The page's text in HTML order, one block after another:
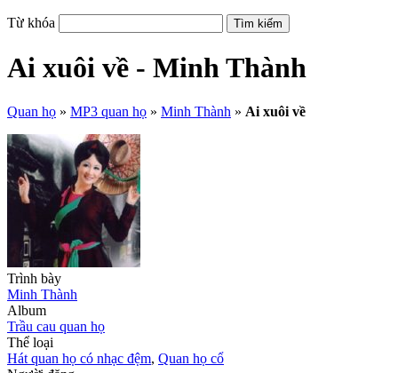
Từ khóa
Ai xuôi về - Minh Thành
Quan họ » MP3 quan họ » Minh Thành » Ai xuôi về
Trình bày
Minh Thành
Album
Trầu cau quan họ
Thể loại
Hát quan họ có nhạc đệm, Quan họ cổ